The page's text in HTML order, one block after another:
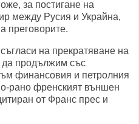
за постигане на
между Русия и Украйна,
преговорите.
на прекратяване на
да продължим със
финансовия и петролния
рано френският външен
от Франс прес и